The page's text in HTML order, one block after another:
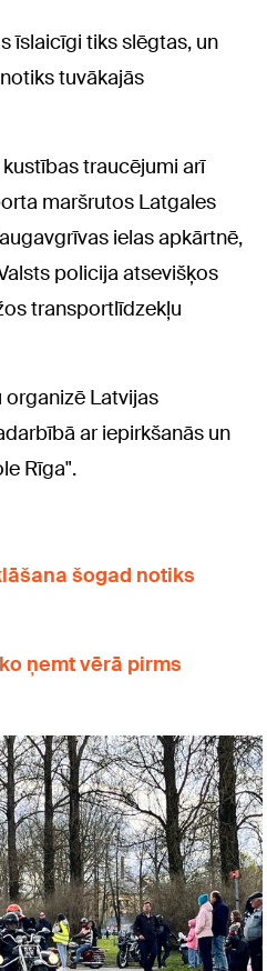
īslaicīgi tiks slēgtas, un
tuvākajās
traucējumi arī
maršrutos Latgales
ielas apkārtnē,
policija atsevišķos
transportlīdzekļu
Latvijas
ar iepirkšanās un
Rīga".
šogad notiks
ņemt vērā pirms